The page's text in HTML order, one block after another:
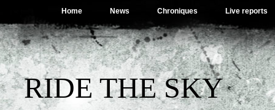
Home News Chroniques Live reports
RIDE THE SKY